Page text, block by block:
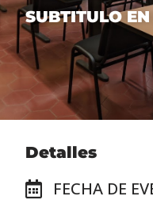
SUBTITULO
Detalles
FECHA DE